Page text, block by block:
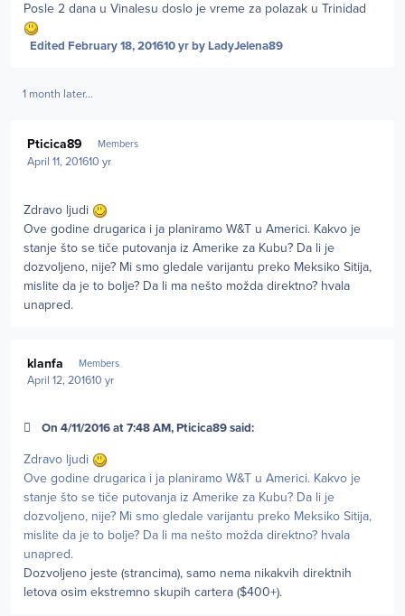
Posle 2 dana u Vinalesu doslo je vreme za polazak u Trinidad
Edited February 18, 201610 yrby LadyJelena89
1 month later...
Pticica89 Members
April 11, 201610 yr
Zdravo ljudi
Ove godine drugarica i ja planiramo W&T u Americi. Kakvo je
stanje što se tiče putovanja iz Amerike za Kubu? Da li je
dozvoljeno, nije? Mi smo gledale varijantu preko Meksiko Sitija,
mislite da je to bolje? Da li ma nešto možda direktno? hvala
unapred.
klanfa Members
April 12, 201610 yr
On 4/11/2016 at 7:48 AM, Pticica89 said:
Zdravo ljudi
Ove godine drugarica i ja planiramo W&T u Americi. Kakvo je
stanje što se tiče putovanja iz Amerike za Kubu? Da li je
dozvoljeno, nije? Mi smo gledale varijantu preko Meksiko Sitija,
mislite da je to bolje? Da li ma nešto možda direktno? hvala
unapred.
Dozvoljeno jeste (strancima), samo nema nikakvih direktnih
letova osim ekstremno skupih cartera ($400+).